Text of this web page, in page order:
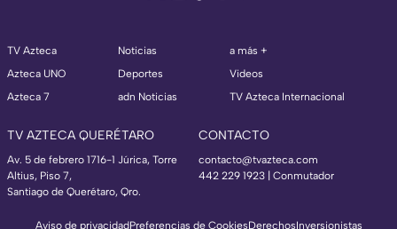
TV Azteca
Azteca UNO
Azteca 7
Noticias
Deportes
adn Noticias
a más +
Videos
TV Azteca Internacional
TV AZTECA QUERÉTARO
Av. 5 de febrero 1716-1 Júrica, Torre
Altius, Piso 7,
Santiago de Querétaro, Qro.
CONTACTO
contacto@tvazteca.com
442 229 1923 | Conmutador
Aviso de privacidadPreferencias de CookiesDerechosInversionistas